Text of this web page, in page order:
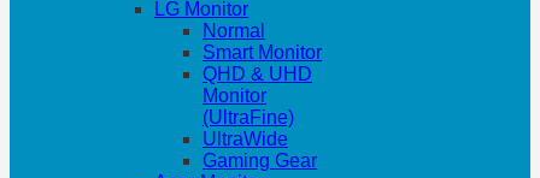
LG Monitor
Normal
Smart Monitor
QHD & UHD
Monitor
(UltraFine)
UltraWide
Gaming Gear